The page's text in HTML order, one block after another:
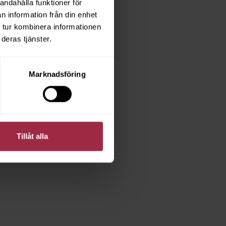
funktioner för
information från din enhet
kombinera informationen
tjänster.
Marknadsföring
Tillåt alla